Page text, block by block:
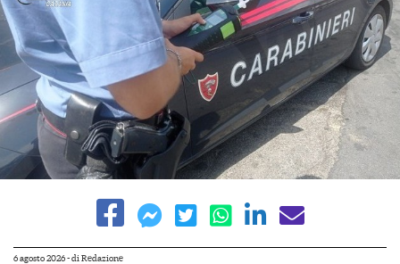
6 agosto 2026- di Redazione